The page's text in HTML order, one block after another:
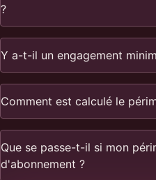
?
Y a-t-il un engagement
Comment est calculé le
Que se passe-t-il si mon
d'abonnement ?